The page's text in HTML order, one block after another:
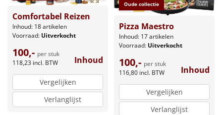
Comfortabel Reizen
Inhoud: 18 artikelen
Voorraad: Uitverkocht
100,- per stuk
118,23 incl. BTW Inhoud
Vergelijken
Verlanglijst
Oude collectie
Pizza Maestro
Inhoud: 17 artikelen
Voorraad: Uitverkocht
100,- per stuk
116,80 incl. BTW Inhoud
Vergelijken
Verlanglijst